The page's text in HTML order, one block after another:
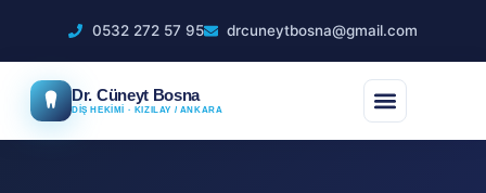
0532 272 57 95 drcuneytbosna@gmail.com
Dr. Cüneyt Bosna
DİŞ HEKİMİ · KIZILAY / ANKARA